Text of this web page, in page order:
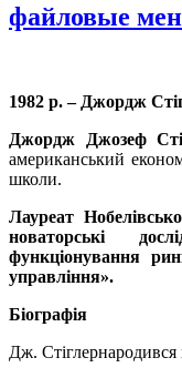
файловые
1982 р. – Джордж
Джордж Джозеф
американський
школи.
Лауреат
новаторські
функціонування
управління».
Біографія
Дж.